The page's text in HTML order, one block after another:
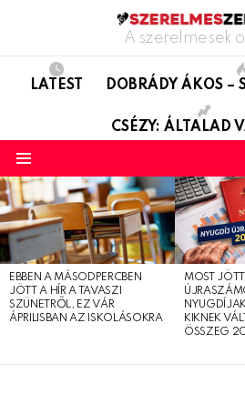
A szerelmesek
LATEST DOBRÁDY ÁKOS –
CSÉZY: ÁLTALAD
LATEST
STORIES
EBBEN A MÁSODPERCBEN
JÖTT A HÍR A TAVASZI
SZÜNETRŐL, EZ VÁR
ÁPRILISBAN AZ ISKOLÁSOKRA
MOST
KIKNEK
ÖSSZEG